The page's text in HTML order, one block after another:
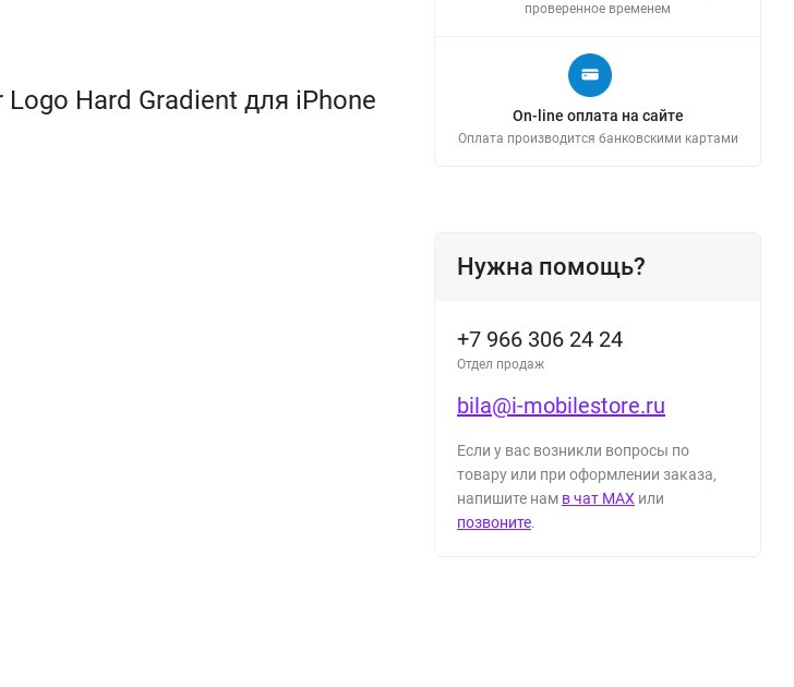
Hard Gradient для iPhone
проверенное временем
On-line оплата на сайте
Оплата производится банковскими картами
Нужна помощь?
+7 966 306 24 24
Отдел продаж
bila@i-mobilestore.ru
Если у вас возникли вопросы по
товару или при оформлении заказа,
напишите нам в чат MAX или
позвоните.